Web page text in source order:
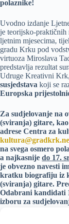
polaznike!
Uvodno izdanje
je teorijsko-praktičnih
ljetnim mjesecima,
gradu Krku pod
virtuoza Miroslava
predstavlja rezultat
Udruge Kreativni
susjedstava koji se
Europska
Za sudjelovanje na
(sviranja) gitare,
adrese Centra za
na svega osmero
a najkasnije do 17.
je obvezno navesti
kratku biografiju iz
(sviranja) gitare.
Odabrani kandidati
izboru za